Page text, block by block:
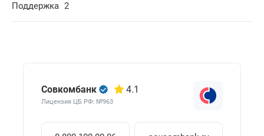
Поддержка 2
Совкомбанк 4.1
Лицензия ЦБ РФ: №963